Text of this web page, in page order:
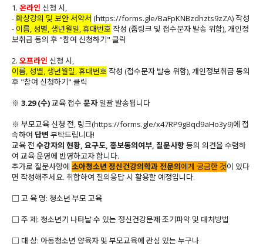
1. 온라인 신청 시,
-화상강의 및 보안 서약서 (https://forms.gle/BaFpKNBzdhzts9zZA) 작성
- 이름, 성별, 생년월일, 휴대번호 작성 (줌링크 및 접수문자 발송 위함), 개인정
보취급 동의 후 "참여 신청하기" 클릭
2. 오프라인 신청 시,
이름, 성별, 생년월일, 휴대번호 작성 (접수문자 발송 위함), 개인정보취급 동의
후 "참여 신청하기" 클릭
※ 3.29 (수)교육 접수 문자일괄 발송됩니다
※ 부모교육 신청 전, 링크(https://forms.gle/x47RP9gBqd9aHo3y9)에 접
속하여 답변 부탁드립니다!
교육 전 수강자의 현황, 요구도, 홍보동의여부, 질문사항등의 의견을 수렴하
여 교육 운영에 반영하고자 합니다.
추가로 질문사항에 소아청소년 정신건강의학과 전문의에게 궁금한 것이 있다
면 작성해주세요. 취합하여 질의응답 시 활용할 예정입니다.
□ 교 육 명: 청소년 부모 교육
□ 주 제: 청소년기 나타날 수 있는 정신건강문제 조기파악 및 대처방법
□ 대 상: 아동청소년 양육자 및 부모교육에 관심 있는 누구나